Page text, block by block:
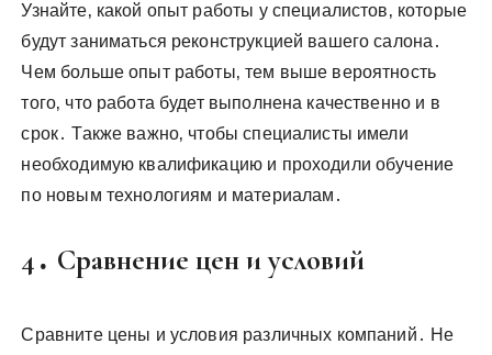
Узнайте‚ какой опыт работы у специалистов‚ которые
будут заниматься реконструкцией вашего салона․
Чем больше опыт работы‚ тем выше вероятность
того‚ что работа будет выполнена качественно и в
срок․ Также важно‚ чтобы специалисты имели
необходимую квалификацию и проходили обучение
по новым технологиям и материалам․
4․ Сравнение цен и условий
Сравните цены и условия различных компаний․ Не